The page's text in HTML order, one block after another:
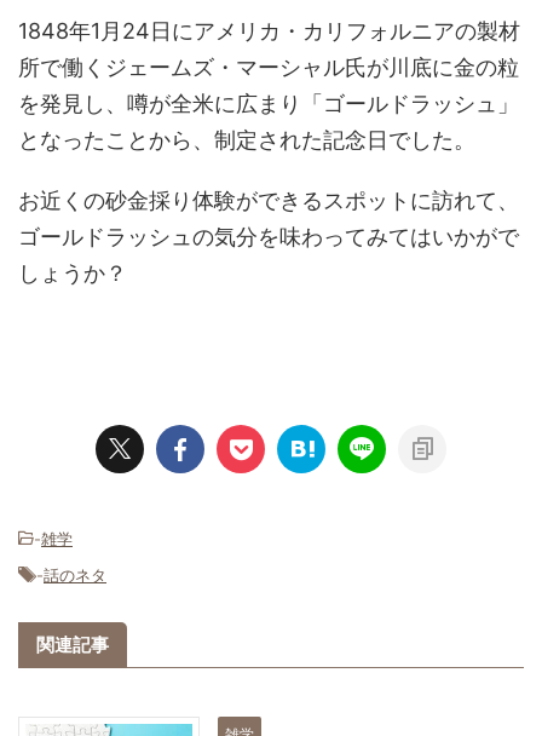
1848年1月24日にアメリカ・カリフォルニアの製材
所で働くジェームズ・マーシャル氏が川底に金の粒
を発見し、噂が全米に広まり「ゴールドラッシュ」
となったことから、制定された記念日でした。
お近くの砂金採り体験ができるスポットに訪れて、
ゴールドラッシュの気分を味わってみてはいかがで
しょうか？
-雑学
-話のネタ
関連記事